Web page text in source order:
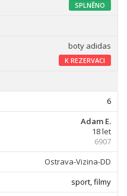
SPLNĚNO
boty adidas
K REZERVACI
6
Adam E.
18 let
6907
Ostrava-Vizina-DD
sport, filmy